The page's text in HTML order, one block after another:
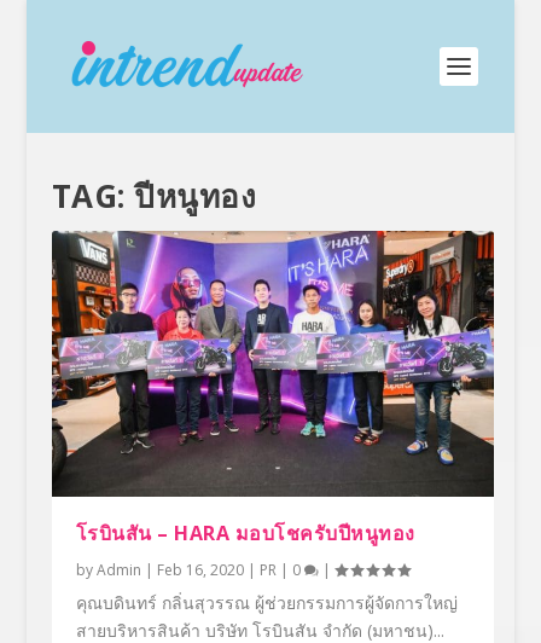
TAG:ปีหนูทอง
โรบินสัน – HARA มอบโชครับปีหนูทอง
byAdmin | Feb 16, 2020| PR| 0 |
คุณบดินทร์ กลิ่นสุวรรณ ผู้ช่วยกรรมการผู้จัดการใหญ่
สายบริหารสินค้า บริษัท โรบินสัน จำกัด (มหาชน)...